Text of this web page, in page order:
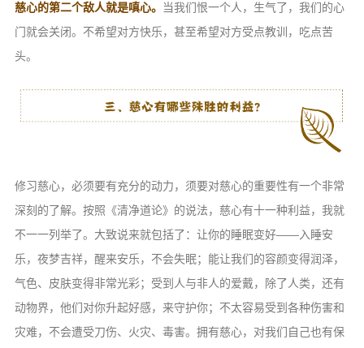
慈心的第二个敌人就是嗔心。
当我们恨一个人，生气了，我们的心
门就会关闭。不希望对方快乐，甚至希望对方受点教训，吃点苦
头。
修习慈心，必须要有充分的动力，须要对慈心的重要性有一个非常
深刻的了解。按照《清净道论》的说法，慈心有十一种利益，我就
不一一列举了。大致说来就包括了：让你的睡眠变好——入睡安
乐，夜梦吉祥，醒来安乐，不会失眠；能让我们的容颜变得润泽，
气色、皮肤变得非常光彩；受到人与非人的爱戴，除了人类，还有
动物界，他们对你升起好感，来守护你；不太容易受到各种伤害和
灾难，不会遭受刀伤、火灾、毒害。拥有慈心，对我们自己也有保